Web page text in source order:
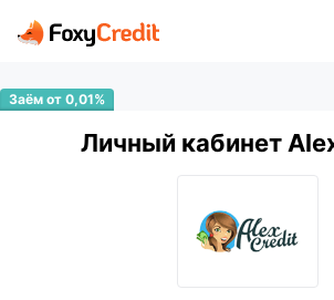
Личный кабинет